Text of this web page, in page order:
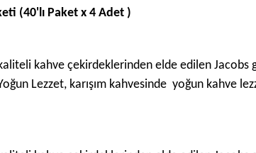
(40'lı Paket x 4 Adet )
kahve çekirdeklerinden elde edilen Jacobs
Lezzet, karışım kahvesinde yoğun kahve